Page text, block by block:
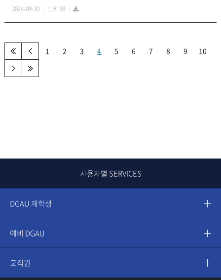
2024-09-30 118138
1 2 3 4 5 6 7 8 9 10
사용자별 SERVICES
DGAU 재학생
예비 DGAU
교직원